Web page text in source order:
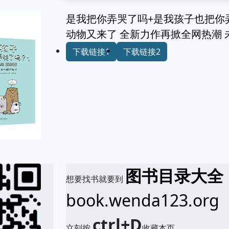
是我把你弄哭了吗+是我孩子也把
动物又来了 全新力作再掀全网热潮
下载链接1 下载链接2
想要找书就要到 图书目录大全
book.wenda123.org